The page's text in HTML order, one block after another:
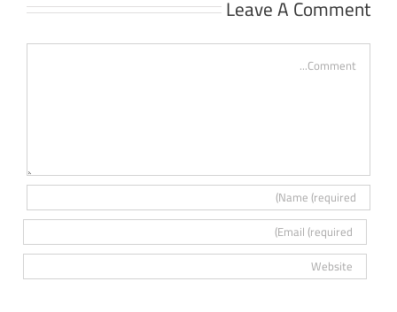
Leave A Comment
Comment